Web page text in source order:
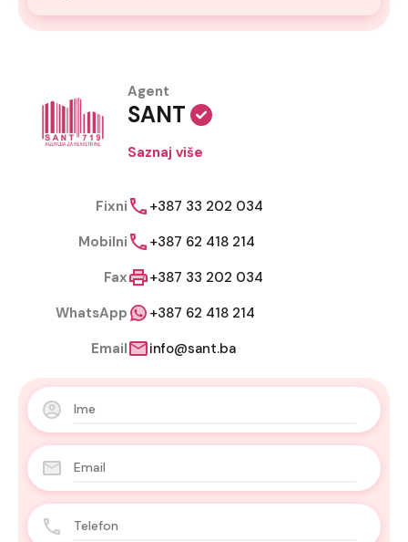
Agent
SANT
Saznaj više
Fixni
+387 33 202 034
Mobilni
+387 62 418 214
Fax
+387 33 202 034
WhatsApp
+387 62 418 214
Email
info@sant.ba